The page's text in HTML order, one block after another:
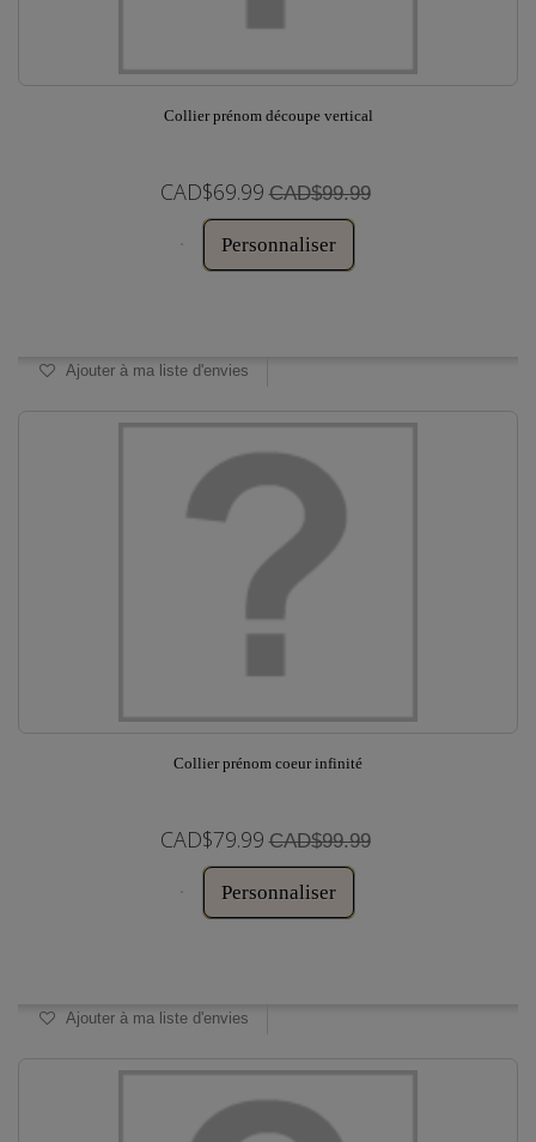
Collier prénom découpe vertical
CAD$69.99 CAD$99.99
Personnaliser
Ajouter à ma liste d'envies
Collier prénom coeur infinité
CAD$79.99 CAD$99.99
Personnaliser
Ajouter à ma liste d'envies